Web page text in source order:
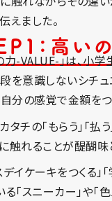
えました。
：高いの
力-VALUE-」は、小
を意識しないシチュ
自分の感覚で金額を
タチの「もらう」「
触れることが醍醐味
デイケーキをつくる
る「スニーカー」や